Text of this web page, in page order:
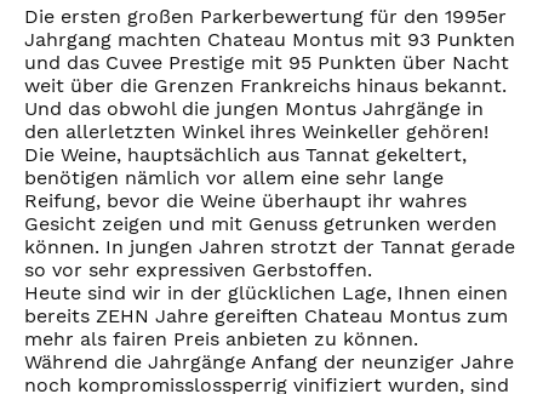
Die ersten großen Parkerbewertung für den 1995er
Jahrgang machten Chateau Montus mit 93 Punkten
und das Cuvee Prestige mit 95 Punkten über Nacht
weit über die Grenzen Frankreichs hinaus bekannt.
Und das obwohl die jungen Montus Jahrgänge in
den allerletzten Winkel ihres Weinkeller gehören!
Die Weine, hauptsächlich aus Tannat gekeltert,
benötigen nämlich vor allem eine sehr lange
Reifung, bevor die Weine überhaupt ihr wahres
Gesicht zeigen und mit Genuss getrunken werden
können. In jungen Jahren strotzt der Tannat gerade
so vor sehr expressiven Gerbstoffen.
Heute sind wir in der glücklichen Lage, Ihnen einen
bereits ZEHN Jahre gereiften Chateau Montus zum
mehr als fairen Preis anbieten zu können.
Während die Jahrgänge Anfang der neunziger Jahre
noch kompromisslossperrig vinifiziert wurden, sind